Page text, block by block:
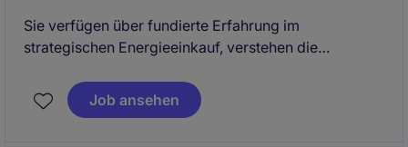
Sie verfügen über fundierte Erfahrung im
strategischen Energieeinkauf, verstehen die
analysieren Preisentwicklungen auf Basis von
Marktdaten, Regulierung und geopolitischen
Job ansehen